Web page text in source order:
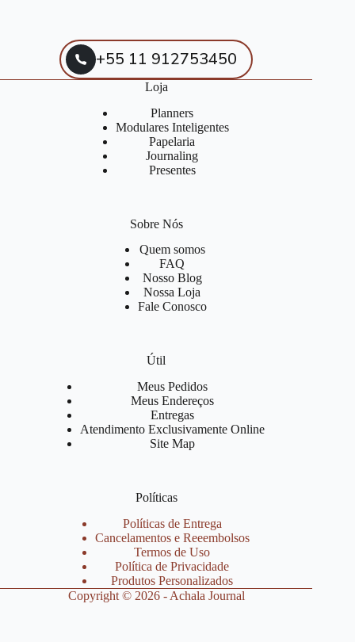
+55 11 912753450
Loja
Planners
Modulares Inteligentes
Papelaria
Journaling
Presentes
Sobre Nós
Quem somos
FAQ
Nosso Blog
Nossa Loja
Fale Conosco
Útil
Meus Pedidos
Meus Endereços
Entregas
Atendimento Exclusivamente Online
Site Map
Políticas
Políticas de Entrega
Cancelamentos e Reeembolsos
Termos de Uso
Política de Privacidade
Produtos Personalizados
Copyright © 2026 - Achala Journal